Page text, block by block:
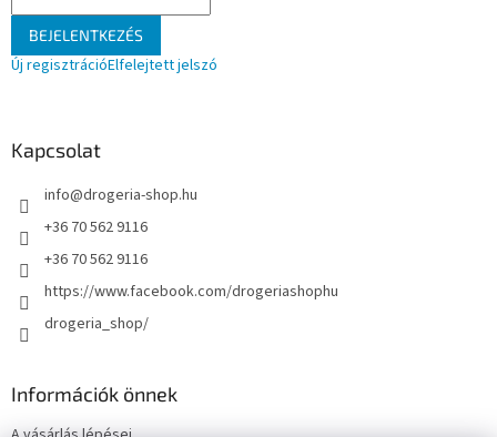
BEJELENTKEZÉS
Új regisztrációElfelejtett jelszó
Kapcsolat
info@drogeria-shop.hu
+36 70 562 9116
+36 70 562 9116
https://www.facebook.com/drogeriashophu
drogeria_shop/
Információk önnek